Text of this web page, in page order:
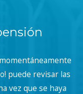
puede revisar las
vez que se haya